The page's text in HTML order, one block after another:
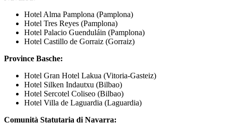
Hotel Alma Pamplona (Pamplona)
Hotel Tres Reyes (Pamplona)
Hotel Palacio Guenduláin (Pamplona)
Hotel Castillo de Gorraiz (Gorraiz)
Province Basche:
Hotel Gran Hotel Lakua (Vitoria-Gasteiz)
Hotel Silken Indautxu (Bilbao)
Hotel Sercotel Coliseo (Bilbao)
Hotel Villa de Laguardia (Laguardia)
Comunità Statutaria di Navarra: